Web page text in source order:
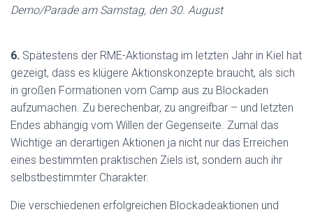
Demo/Parade am Samstag, den 30. August
6. Spätestens der RME-Aktionstag im letzten Jahr in Kiel hat
gezeigt, dass es klügere Aktionskonzepte braucht, als sich
in großen Formationen vom Camp aus zu Blockaden
aufzumachen. Zu berechenbar, zu angreifbar – und letzten
Endes abhängig vom Willen der Gegenseite. Zumal das
Wichtige an derartigen Aktionen ja nicht nur das Erreichen
eines bestimmten praktischen Ziels ist, sondern auch ihr
selbstbestimmter Charakter.
Die verschiedenen erfolgreichen Blockadeaktionen und